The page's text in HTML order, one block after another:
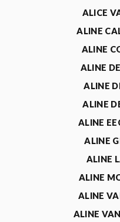
ALICE
ALINE
ALINE
ALINE
ALINE
ALINE
ALINE
ALINE
ALINE
ALINE
ALINE
ALINE